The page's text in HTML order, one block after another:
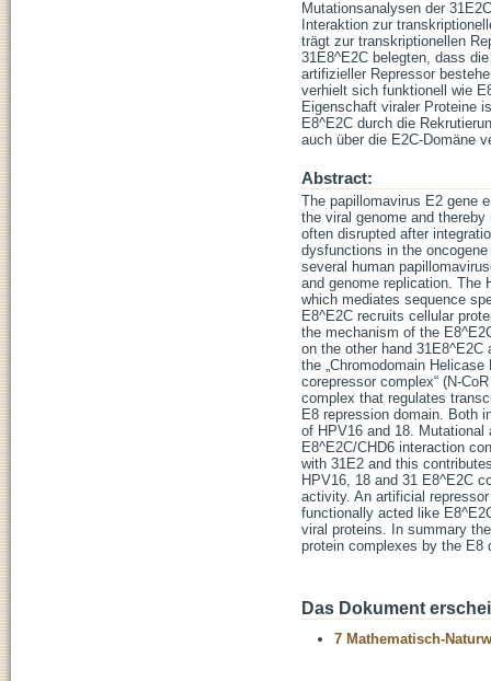
Mutationsanalysen der
Interaktion zur
trägt zur transkriptionellen
31E8^E2C belegten, dass
artifizieller Repressor
verhielt sich funktionell wie
Eigenschaft viraler Proteine
E8^E2C durch die
auch über die E2C-Domäne
Abstract:
The papillomavirus E2 gene
the viral genome and
often disrupted after
dysfunctions in the
several human
and genome replication. The
which mediates sequence
E8^E2C recruits cellular
the mechanism of the
on the other hand
the „Chromodomain
corepressor complex“ (N-
complex that regulates
E8 repression domain. Both
of HPV16 and 18.
E8^E2C/CHD6 interaction
with 31E2 and this
HPV16, 18 and 31 E8^E2C
activity. An artificial
functionally acted like
viral proteins. In summary
protein complexes by the E8
Das Dokument
7 Mathematisch-